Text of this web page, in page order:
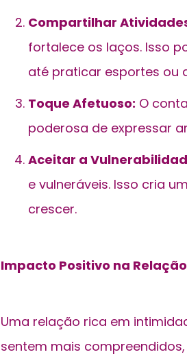
Compartilhar
fortalece os laços. Isso
até praticar esportes ou
Toque Afetuoso: O
poderosa de expressar
Aceitar a
e vulneráveis. Isso cria
crescer.
Impacto Positivo na Relação
Uma relação rica em
sentem mais